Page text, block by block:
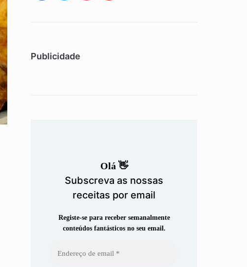
Publicidade
Olá 👋
Subscreva as nossas
receitas por email
Registe-se para receber semanalmente
conteúdos fantásticos no seu email.